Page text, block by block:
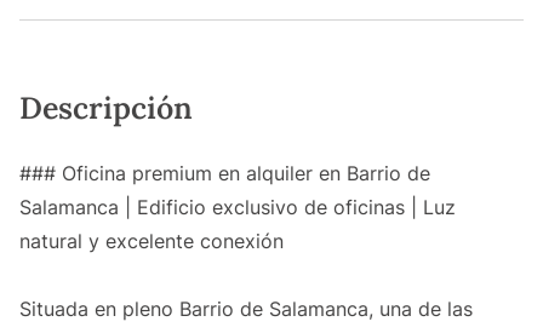
Descripción
### Oficina premium en alquiler en Barrio de
Salamanca | Edificio exclusivo de oficinas | Luz
natural y excelente conexión
Situada en pleno Barrio de Salamanca, una de las